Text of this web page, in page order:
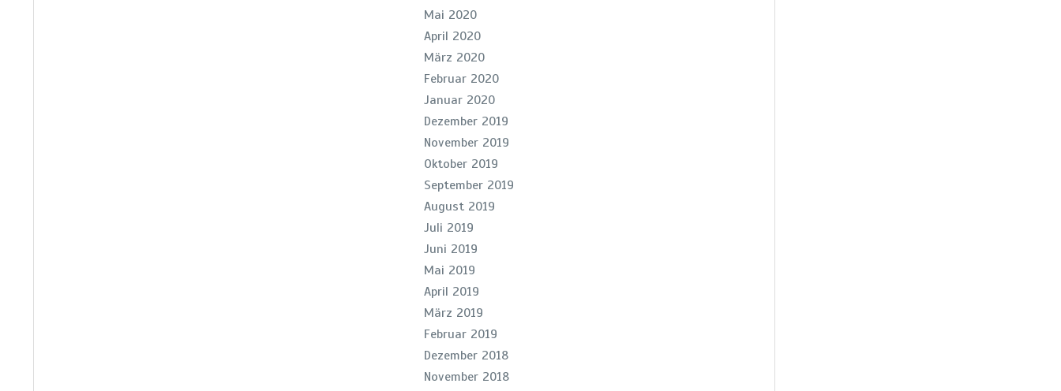
Mai 2020
April 2020
März 2020
Februar 2020
Januar 2020
Dezember 2019
November 2019
Oktober 2019
September 2019
August 2019
Juli 2019
Juni 2019
Mai 2019
April 2019
März 2019
Februar 2019
Dezember 2018
November 2018